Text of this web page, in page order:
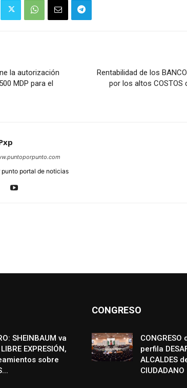
la autorización
MDP para el
Rentabilidad de los
por los altos COSTOS
punto portal de noticias
SHEINBAUM va
EXPRESIÓN,
sobre
CONGRESO
CONGRESO
perfila
ALCALDES
CIUDADANO